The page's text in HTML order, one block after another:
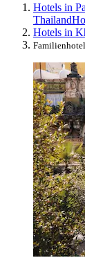
Hotels in
Thailand
Hotels in